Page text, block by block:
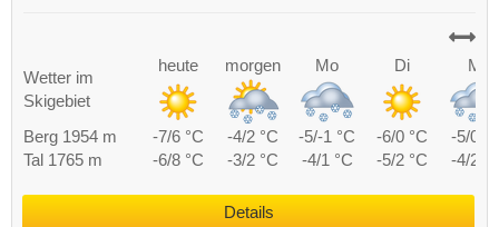
Wetter im
Skigebiet
heute morgen Mo Di Mi
Berg 1954 m -7/6 °C -4/2 °C -5/-1 °C -6/0 °C
-5/0
Tal 1765 m
-6/8 °C -3/2 °C -4/1 °C -5/2 °C -4/2
Details